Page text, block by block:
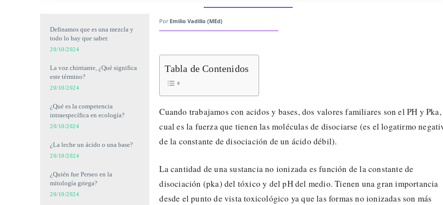
Definamos que es una mezcla y
todo lo hay que saber.
20/10/2024
La voz chirriante, ¿Qué significa
este término?
20/10/2024
¿Qué es la competencia
intraespecífica en ecología?
20/10/2024
¿La leche un ácido o una base?
20/10/2024
¿Quién fue Perseo en la
mitología griega?
20/10/2024
Por Emilio Vadillo (MEd)
Tabla de Contenidos
Cuando trabajamos con acidos y bases, dos valores familiares son el PH y
cual es la fuerza que tienen las moléculas de disociarse (es el logatirmo
de la constante de disociación de un ácido débil).
La cantidad de una sustancia no ionizada es función de la constante de
disociación (pka) del tóxico y del pH del medio. Tienen una gran importancia
desde el punto de vista toxicológico ya que las formas no ionizadas son más